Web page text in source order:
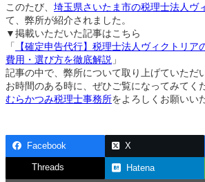
このたび、 埼玉県さいたま市の税理士法人ヴ
て、弊所が紹介されました。
▼掲載いただいた記事はこちら
「
【確定申告代行】税理士法人ヴィクトリア
費用・選び方を徹底解説 」
記事の中で、弊所について取り上げていただ
お時間のある時に、ぜひご覧になってみてく
むらかつみ税理士事務所をよろしくお願いい
Facebook X
Threads Hatena